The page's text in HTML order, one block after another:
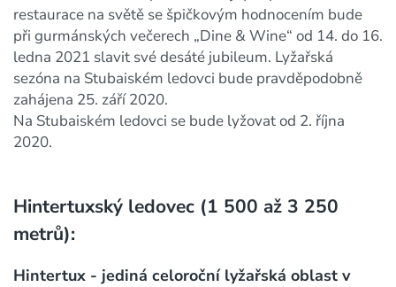
restaurace na světě se špičkovým hodnocením bude
při gurmánských večerech „Dine & Wine“ od 14. do 16.
ledna 2021 slavit své desáté jubileum. Lyžařská
sezóna na Stubaiském ledovci bude pravděpodobně
zahájena 25. září 2020.
Na Stubaiském ledovci se bude lyžovat od 2. října
2020.
Hintertuxský ledovec (1 500 až 3 250
metrů):
Hintertux - jediná celoroční lyžařská oblast v